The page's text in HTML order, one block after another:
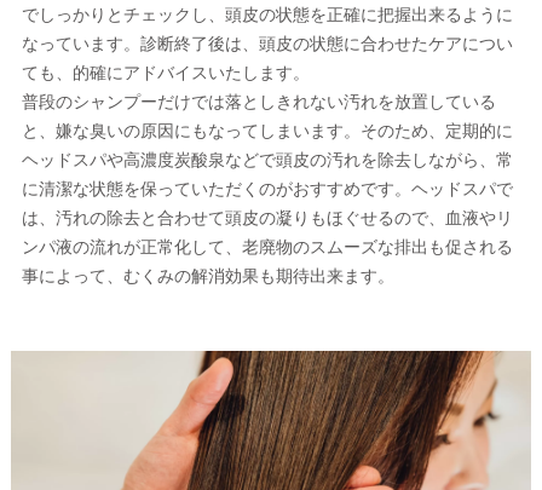
でしっかりとチェックし、頭皮の状態を正確に把握出来るように
なっています。診断終了後は、頭皮の状態に合わせたケアについ
ても、的確にアドバイスいたします。
普段のシャンプーだけでは落としきれない汚れを放置している
と、嫌な臭いの原因にもなってしまいます。そのため、定期的に
ヘッドスパや高濃度炭酸泉などで頭皮の汚れを除去しながら、常
に清潔な状態を保っていただくのがおすすめです。ヘッドスパで
は、汚れの除去と合わせて頭皮の凝りもほぐせるので、血液やリ
ンパ液の流れが正常化して、老廃物のスムーズな排出も促される
事によって、むくみの解消効果も期待出来ます。